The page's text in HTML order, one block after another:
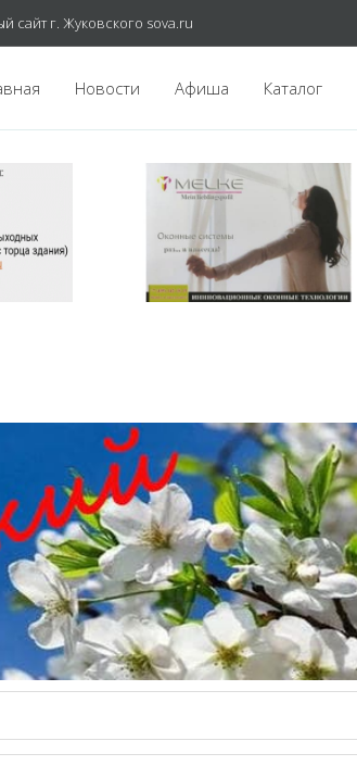
г. Жуковского sova.ru
Новости Афиша Каталог